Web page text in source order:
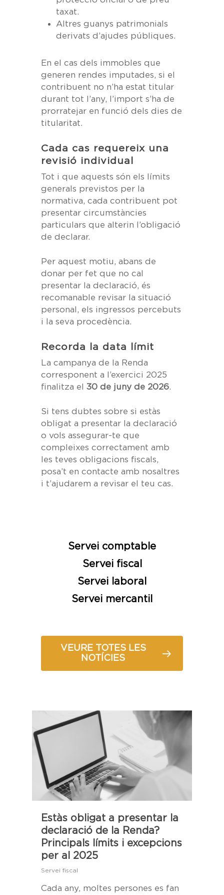
taxat.
Altres guanys patrimonials
derivats d’ajudes públiques.
En el cas dels immobles que
generen rendes imputades, si el
contribuent no n’ha estat titular
durant tot l’any, l’import s’ha de
prorratejar en funció dels dies de
titularitat.
Cada cas requereix una
revisió individual
Tot i que aquests són els límits
generals previstos per la
normativa, cada contribuent pot
presentar circumstàncies
particulars que alterin l’obligació
de declarar.
Per aquest motiu, abans de
donar per fet que no cal
presentar la declaració, és
recomanable revisar la situació
personal, els ingressos percebuts
i la seva procedència.
Recorda la data límit
La campanya de la Renda
corresponent a l’exercici 2025
finalitza el30 de juny de 2026.
Si tens dubtes sobre si estàs
obligat a presentar la declaració
o vols assegurar-te que
compleixes correctament amb
les teves obligacions fiscals,
posa’t en contacte amb nosaltres
i t’ajudarem a revisar el teu cas.
Servei comptable
Servei fiscal
Servei laboral
Servei mercantil
VEURE TOTES LES
NOTÍCIES
Estàs obligat a presentar la
declaració de la Renda?
Principals límits i excepcions
per al 2025
Servei fiscal
Cada any, moltes persones es fan